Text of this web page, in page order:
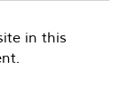
in this